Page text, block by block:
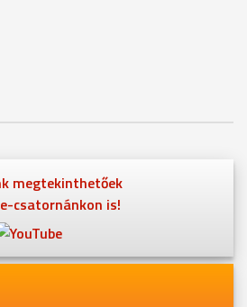
megtekinthetőek
csatornánkon is!